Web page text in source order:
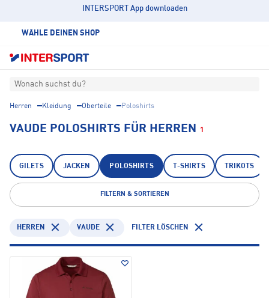
INTERSPORT App downloaden
WÄHLE DEINEN SHOP
Wonach suchst du?
Herren Kleidung Oberteile Poloshirts
VAUDE POLOSHIRTS FÜR HERREN 1
GILETS JACKEN POLOSHIRTS T-SHIRTS TRIKOTS
FILTERN & SORTIEREN
HERREN VAUDE FILTER LÖSCHEN